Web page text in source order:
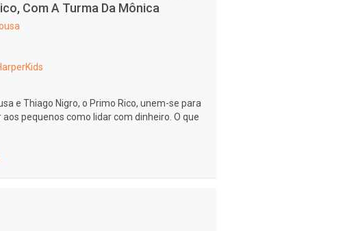
Com A Turma Da Mônica
e Thiago Nigro, o Primo Rico, unem-se para
pequenos como lidar com dinheiro. O que